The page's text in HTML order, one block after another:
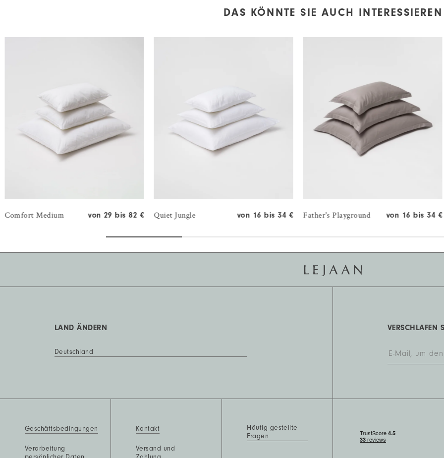
DAS KÖNNTE SIE AUCH INTERESSIEREN
Comfort Medium von 29 bis 82 € Quiet Jungle von 16 bis 34 € Father's Playground von 16 bis 34 €
LAND ÄNDERN
Deutschland
VERSCHLAFEN
Geschäftsbedingungen
Verarbeitung
Kontakt
Versand und
Häufig gestellte
Fragen